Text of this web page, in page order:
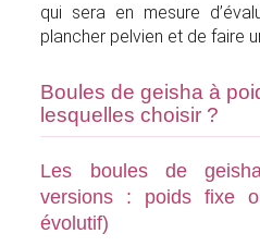
qui sera en mesure
plancher pelvien et de faire
Boules de geisha à
lesquelles choisir ?
Les boules de
versions : poids fixe
évolutif)